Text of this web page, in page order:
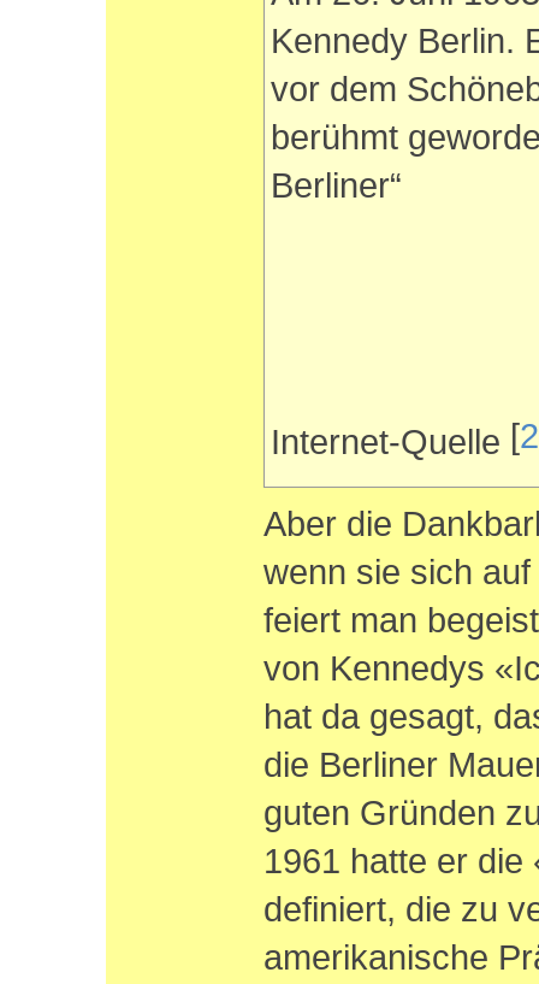
Kennedy Berlin.
vor dem
berühmt
Berliner“
Internet-Quelle [2
Aber die
wenn sie sich
feiert man
von Kennedys
hat da gesagt,
die Berliner
guten Gründen
1961 hatte er die
definiert, die zu
amerikanische